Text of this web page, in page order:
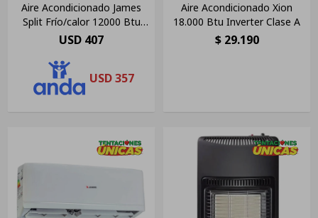
Aire Acondicionado James
Split Frío/calor 12000 Btu
Blanco
USD 407
USD 357
Aire Acondicionado Xion
18.000 Btu Inverter Clase A
$ 29.190